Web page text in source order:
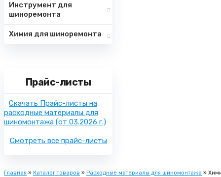
Инструмент для
шиноремонта
Химия для шиноремонта
Прайс-листы
Скачать Прайс-листы на
расходные материалы для
шиномонтажа (от 03.2026 г.)
Смотреть все прайс-листы
Главная » Каталог товаров » Расходные материалы для шиномонтажа »